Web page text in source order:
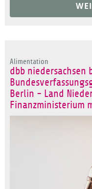
Alimentation
dbb niedersachsen
Berlin - Land
Finanzministerium